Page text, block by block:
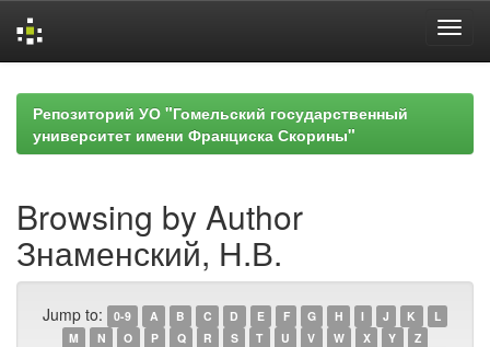
navigationРепозиторий УО "Гомельский государственный
университет имени Франциска Скорины"
Browsing by Author
Знаменский, Н.В.
Jump to: 0-9 A B C D E F G H I J K
L
M
N O P Q R S T U V W X Y Z